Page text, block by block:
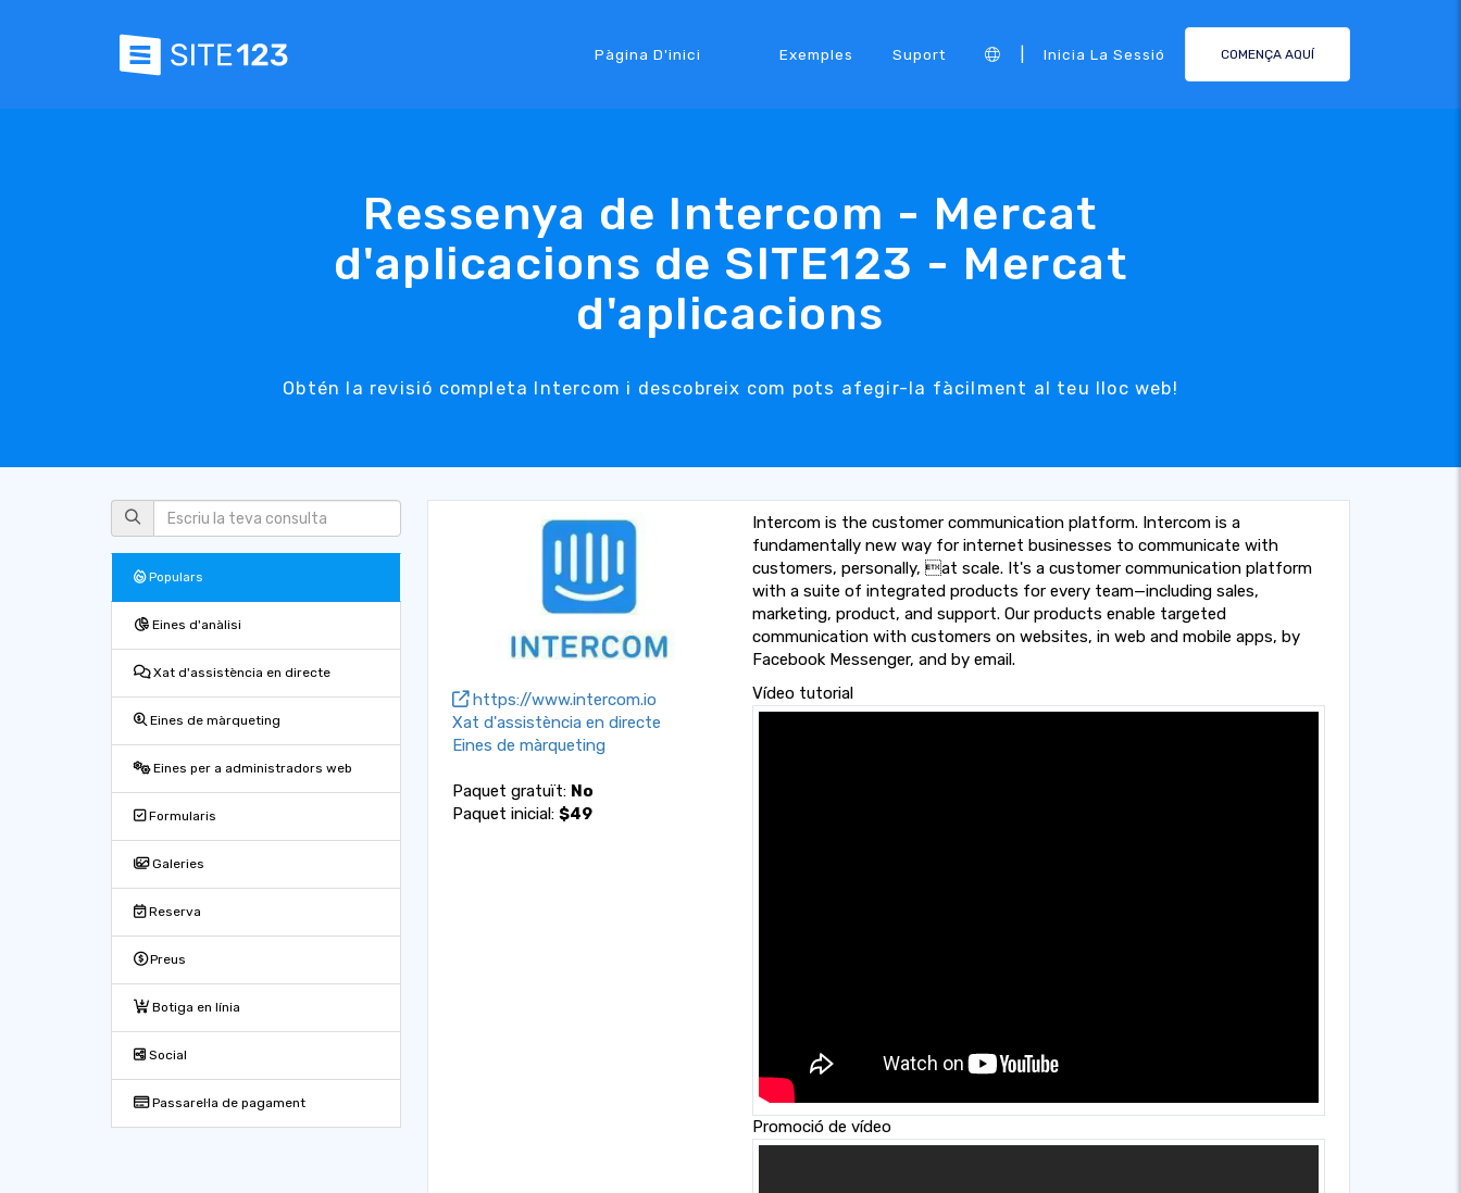
Pàgina D'inici Exemples Suport Inicia La Sessió COMENÇA AQUÍ
Ressenya de Intercom - Mercat
d'aplicacions de SITE123 - Mercat
d'aplicacions
Obtén la revisió completa Intercom i descobreix com pots afegir-la fàcilment al teu lloc web!
Populars
Eines d'anàlisi
Xat d'assistència en directe
Eines de màrqueting
Eines per a administradors web
Formularis
Galeries
Reserva
Preus
Botiga en línia
Social
Passarel·la de pagament
https://www.intercom.io
Xat d'assistència en directe
Eines de màrqueting
Paquet gratuït: No
Paquet inicial: $49
Intercom is the customer communication platform. Intercom is a
fundamentally new way for internet businesses to communicate with
customers, personally, at scale. It's a customer communication platform
with a suite of integrated products for every team—including sales,
marketing, product, and support. Our products enable targeted
communication with customers on websites, in web and mobile apps, by
Facebook Messenger, and by email.
Vídeo tutorial
Promoció de vídeo